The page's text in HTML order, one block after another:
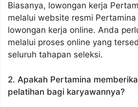
Biasanya, lowongan kerja
melalui website resmi
lowongan kerja online. Anda
melalui proses online yang
seluruh tahapan seleksi.
2. Apakah Pertamina
pelatihan bagi karyawannya?